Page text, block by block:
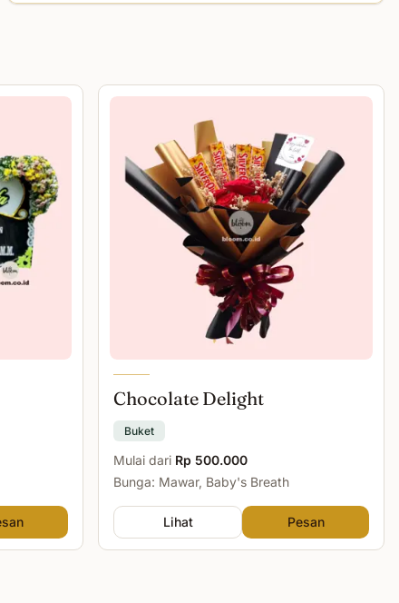
Chocolate Delight
Buket
Mulai dari Rp 500.000
Bunga: Mawar, Baby's Breath
Lihat Pesan